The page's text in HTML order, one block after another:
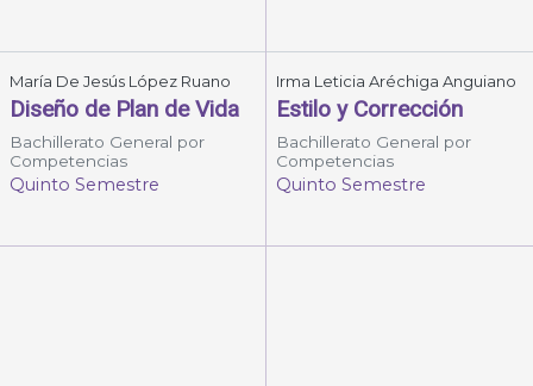
María De Jesús López Ruano
Diseño de Plan de Vida
Bachillerato General por
Competencias
Quinto Semestre
Irma Leticia Aréchiga Anguiano
Estilo y Corrección
Bachillerato General por
Competencias
Quinto Semestre